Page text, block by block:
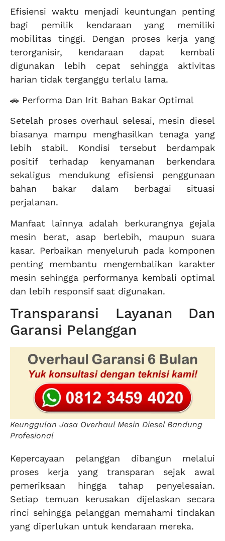
Efisiensi waktu menjadi keuntungan penting
bagi pemilik kendaraan yang memiliki
mobilitas tinggi. Dengan proses kerja yang
terorganisir, kendaraan dapat kembali
digunakan lebih cepat sehingga aktivitas
harian tidak terganggu terlalu lama.
🚗 Performa Dan Irit Bahan Bakar Optimal
Setelah proses overhaul selesai, mesin diesel
biasanya mampu menghasilkan tenaga yang
lebih stabil. Kondisi tersebut berdampak
positif terhadap kenyamanan berkendara
sekaligus mendukung efisiensi penggunaan
bahan bakar dalam berbagai situasi
perjalanan.
Manfaat lainnya adalah berkurangnya gejala
mesin berat, asap berlebih, maupun suara
kasar. Perbaikan menyeluruh pada komponen
penting membantu mengembalikan karakter
mesin sehingga performanya kembali optimal
dan lebih responsif saat digunakan.
Transparansi Layanan Dan
Garansi Pelanggan
Keunggulan Jasa Overhaul Mesin Diesel Bandung
Profesional
Kepercayaan pelanggan dibangun melalui
proses kerja yang transparan sejak awal
pemeriksaan hingga tahap penyelesaian.
Setiap temuan kerusakan dijelaskan secara
rinci sehingga pelanggan memahami tindakan
yang diperlukan untuk kendaraan mereka.